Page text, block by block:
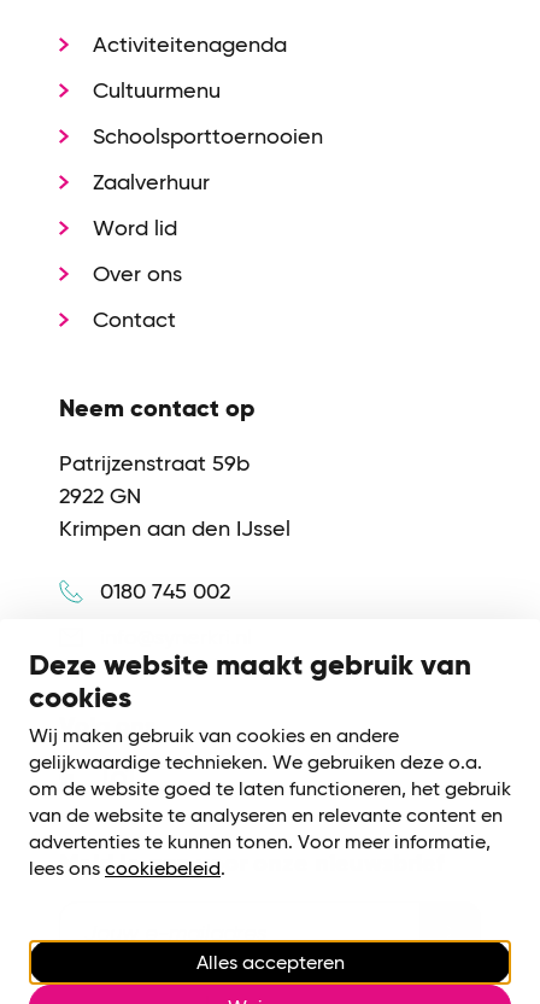
Deze website maakt gebruik van
cookies
Wij maken gebruik van cookies en andere
gelijkwaardige technieken. We gebruiken deze o.a.
om de website goed te laten functioneren, het gebruik
van de website te analyseren en relevante content en
advertenties te kunnen tonen. Voor meer informatie,
lees ons cookiebeleid.
Alles accepteren
Activiteitenagenda
Cultuurmenu
Schoolsporttoernooien
Zaalverhuur
Word lid
Over ons
Contact
Neem contact op
Patrijzenstraat 59b
2922 GN
Krimpen aan den IJssel
0180 745 002
Volg ons
Meld je aan voor onze nieuwsbrief